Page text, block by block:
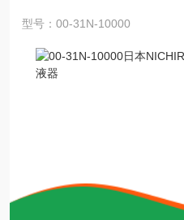
型号：00-31N-10000